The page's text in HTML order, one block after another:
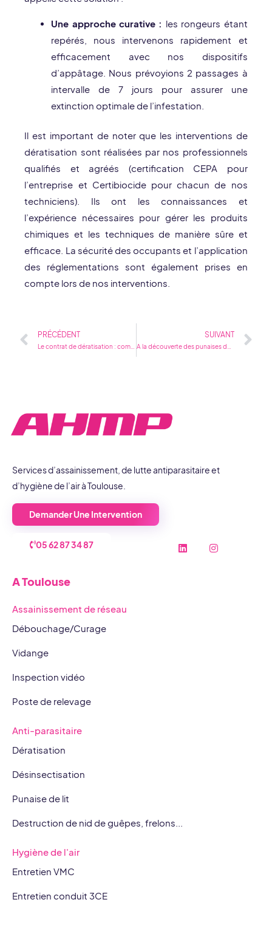
Une approche curative : les rongeurs étant
repérés, nous intervenons rapidement et
efficacement avec nos dispositifs
d’appâtage. Nous prévoyions 2 passages à
intervalle de 7 jours pour assurer une
extinction optimale de l’infestation.
Il est important de noter que les interventions de
dératisation sont réalisées par nos professionnels
qualifiés et agréés (certification CEPA pour
l’entreprise et Certibiocide pour chacun de nos
techniciens). Ils ont les connaissances et
l’expérience nécessaires pour gérer les produits
chimiques et les techniques de manière sûre et
efficace. La sécurité des occupants et l’application
des réglementations sont également prises en
compte lors de nos interventions.
Précédent
PRÉCÉDENT SUIVANT
Services d’assainissement, de lutte antiparasitaire et
d’hygiène de l’air à Toulouse.
Demander Une Intervention
A TOULOUSE L
i
I
n
05 62 87 34 87
A Toulouse
Assainissement de réseau
Débouchage/Curage
Vidange
Inspection vidéo
Poste de relevage
Anti-parasitaire
Dératisation
Désinsectisation
Punaise de lit
Destruction de nid de guêpes, frelons...
Hygiène de l'air
Entretien VMC
Entretien conduit 3CE